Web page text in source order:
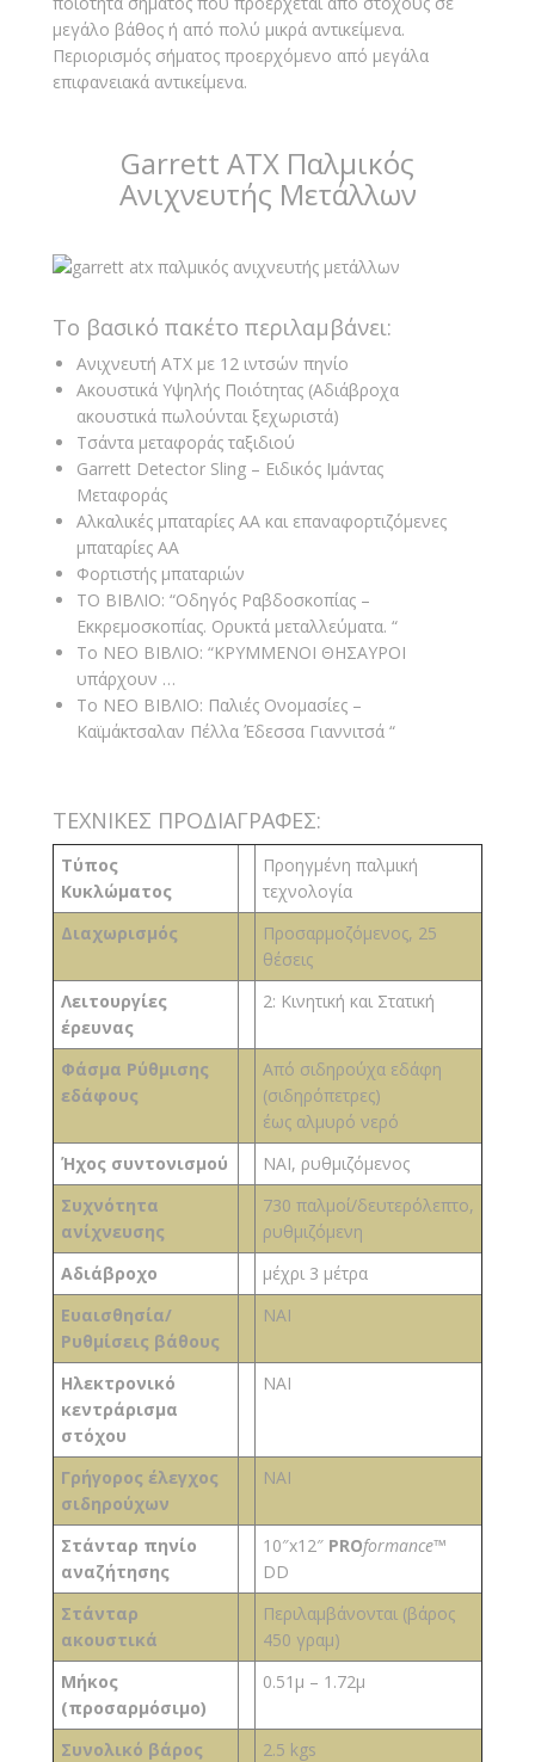
μεγάλο βάθος ή από πολύ μικρά αντικείμενα.
Περιορισμός σήματος προερχόμενο από μεγάλα
επιφανειακά αντικείμενα.
Garrett ATX Παλμικός
Ανιχνευτής Μετάλλων
Το βασικό πακέτο περιλαμβάνει:
Ανιχνευτή ATX με 12 ιντσών πηνίο
Ακουστικά Υψηλής Ποιότητας (Αδιάβροχα
ακουστικά πωλούνται ξεχωριστά)
Τσάντα μεταφοράς ταξιδιού
Garrett Detector Sling – Ειδικός Ιμάντας
Μεταφοράς
Αλκαλικές μπαταρίες ΑΑ και επαναφορτιζόμενες
μπαταρίες ΑΑ
Φορτιστής μπαταριών
ΤO ΒΙΒΛΙΟ: “Οδηγός Ραβδοσκοπίας –
Εκκρεμοσκοπίας. Ορυκτά μεταλλεύματα. “
Το ΝΕΟ ΒΙΒΛΙΟ: “ΚΡΥΜΜΕΝΟΙ ΘΗΣΑΥΡΟΙ
υπάρχουν …
Το ΝΕΟ ΒΙΒΛΙΟ: Παλιές Ονομασίες –
Καϊμάκτσαλαν Πέλλα Έδεσσα Γιαννιτσά “
ΤΕΧΝΙΚΕΣ ΠΡΟΔΙΑΓΡΑΦΕΣ:
Τύπος
Κυκλώματος
Προηγμένη παλμική
τεχνολογία
Διαχωρισμός
Προσαρμοζόμενος, 25
θέσεις
Λειτουργίες
έρευνας
2: Κινητική και Στατική
Φάσμα Ρύθμισης
εδάφους
Από σιδηρούχα εδάφη
(σιδηρόπετρες)
έως αλμυρό νερό
Ήχος συντονισμού
ΝΑΙ, ρυθμιζόμενος
Συχνότητα
ανίχνευσης
730 παλμοί/δευτερόλεπτο,
ρυθμιζόμενη
Αδιάβροχο
μέχρι 3 μέτρα
Ευαισθησία/
Ρυθμίσεις βάθους
ΝΑΙ
Ηλεκτρονικό
κεντράρισμα
στόχου
ΝΑΙ
Γρήγορος έλεγχος
σιδηρούχων
ΝΑΙ
Στάνταρ πηνίο
αναζήτησης
10″x12″ PROformance™
DD
Στάνταρ
ακουστικά
Περιλαμβάνονται (βάρος
450 γραμ)
Μήκος
(προσαρμόσιμο)
0.51μ – 1.72μ
Συνολικό βάρος
2.5 kgs